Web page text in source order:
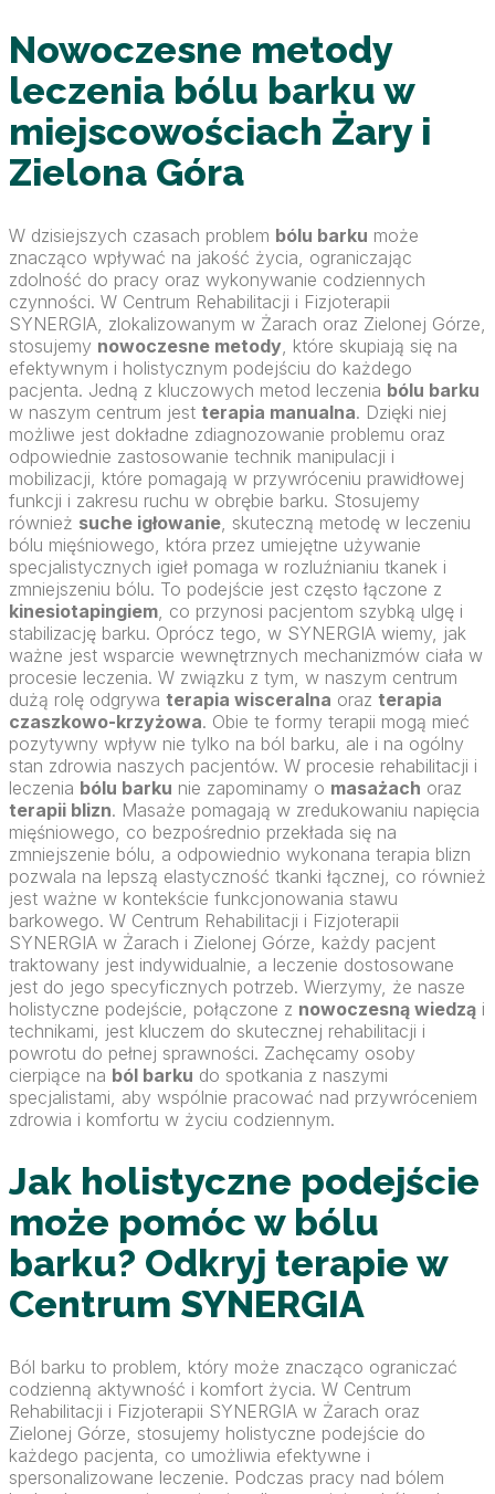
Nowoczesne metody
leczenia bólu barku w
miejscowościach Żary i
Zielona Góra
W dzisiejszych czasach problem bólu barku może
znacząco wpływać na jakość życia, ograniczając
zdolność do pracy oraz wykonywanie codziennych
czynności. W Centrum Rehabilitacji i Fizjoterapii
SYNERGIA, zlokalizowanym w Żarach oraz Zielonej Górze,
stosujemy nowoczesne metody , które skupiają się na
efektywnym i holistycznym podejściu do każdego
pacjenta. Jedną z kluczowych metod leczenia bólu barku
w naszym centrum jest terapia manualna. Dzięki niej
możliwe jest dokładne zdiagnozowanie problemu oraz
odpowiednie zastosowanie technik manipulacji i
mobilizacji, które pomagają w przywróceniu prawidłowej
funkcji i zakresu ruchu w obrębie barku. Stosujemy
również suche igłowanie , skuteczną metodę w leczeniu
bólu mięśniowego, która przez umiejętne używanie
specjalistycznych igieł pomaga w rozluźnianiu tkanek i
zmniejszeniu bólu. To podejście jest często łączone z
kinesiotapingiem , co przynosi pacjentom szybką ulgę i
stabilizację barku. Oprócz tego, w SYNERGIA wiemy, jak
ważne jest wsparcie wewnętrznych mechanizmów ciała w
procesie leczenia. W związku z tym, w naszym centrum
dużą rolę odgrywa terapia wisceralna oraz terapia
czaszkowo-krzyżowa. Obie te formy terapii mogą mieć
pozytywny wpływ nie tylko na ból barku, ale i na ogólny
stan zdrowia naszych pacjentów. W procesie rehabilitacji i
leczenia bólu barku nie zapominamy o masażach oraz
terapii blizn. Masaże pomagają w zredukowaniu napięcia
mięśniowego, co bezpośrednio przekłada się na
zmniejszenie bólu, a odpowiednio wykonana terapia blizn
pozwala na lepszą elastyczność tkanki łącznej, co również
jest ważne w kontekście funkcjonowania stawu
barkowego. W Centrum Rehabilitacji i Fizjoterapii
SYNERGIA w Żarach i Zielonej Górze, każdy pacjent
traktowany jest indywidualnie, a leczenie dostosowane
jest do jego specyficznych potrzeb. Wierzymy, że nasze
holistyczne podejście, połączone z nowoczesną wiedzą i
technikami, jest kluczem do skutecznej rehabilitacji i
powrotu do pełnej sprawności. Zachęcamy osoby
cierpiące na ból barku do spotkania z naszymi
specjalistami, aby wspólnie pracować nad przywróceniem
zdrowia i komfortu w życiu codziennym.
Jak holistyczne podejście
może pomóc w bólu
barku? Odkryj terapie w
Centrum SYNERGIA
Ból barku to problem, który może znacząco ograniczać
codzienną aktywność i komfort życia. W Centrum
Rehabilitacji i Fizjoterapii SYNERGIA w Żarach oraz
Zielonej Górze, stosujemy holistyczne podejście do
każdego pacjenta, co umożliwia efektywne i
spersonalizowane leczenie. Podczas pracy nad bólem